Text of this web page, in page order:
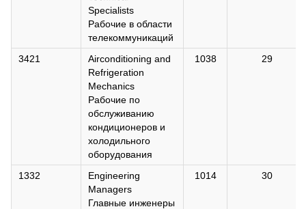
Specialists
Рабочие в области
телекоммуникаций
3421
Airconditioning and
Refrigeration
Mechanics
Рабочие по
обслуживанию
кондиционеров и
холодильного
оборудования
1038 29
1332
Engineering
Managers
Главные инженеры
1014 30